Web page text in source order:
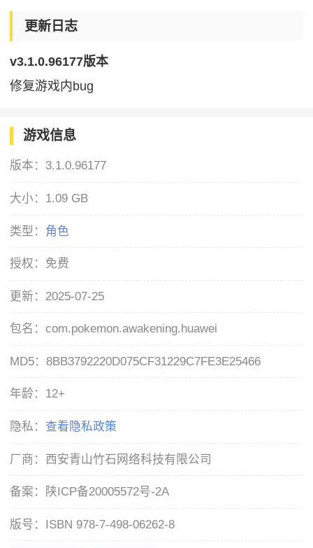
更新日志
v3.1.0.96177版本
修复游戏内bug
游戏信息
版本： 3.1.0.96177
大小： 1.09 GB
类型： 角色
授权： 免费
更新： 2025-07-25
包名：com.pokemon.awakening.huawei
MD5：8BB3792220D075CF31229C7FE3E25466
年龄： 12+
隐私： 查看隐私政策
厂商： 西安青山竹石网络科技有限公司
备案： 陕ICP备20005572号-2A
版号： ISBN 978-7-498-06262-8